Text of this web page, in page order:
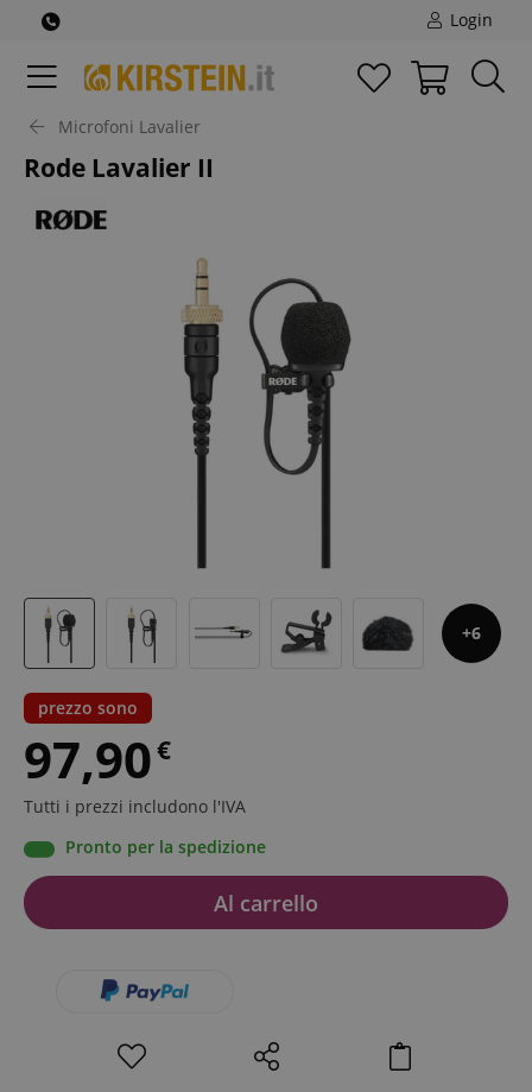
Login
Microfoni Lavalier
Rode Lavalier II
6
prezzo sono
97,90€
Tutti i prezzi includono l'IVA
Pronto per la spedizione
Al carrello